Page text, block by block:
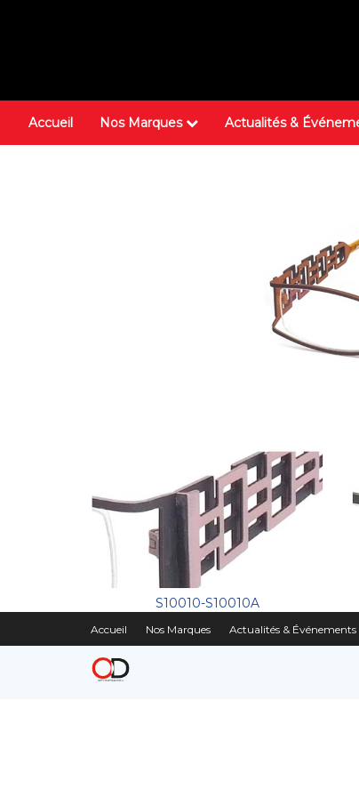
Accueil Nos Marques Actualités &
S10010-S10010A
Accueil Nos Marques Actualités & Événements